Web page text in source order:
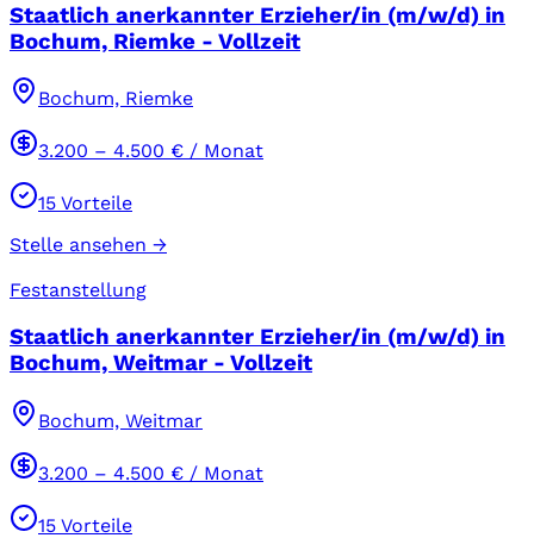
Staatlich anerkannter Erzieher/in (m/w/d) in
Bochum, Riemke - Vollzeit
Bochum, Riemke
3.200 – 4.500 € / Monat
15 Vorteile
Stelle ansehen →
Festanstellung
Staatlich anerkannter Erzieher/in (m/w/d) in
Bochum, Weitmar - Vollzeit
Bochum, Weitmar
3.200 – 4.500 € / Monat
15 Vorteile